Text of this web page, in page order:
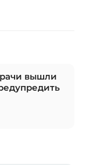
вышли